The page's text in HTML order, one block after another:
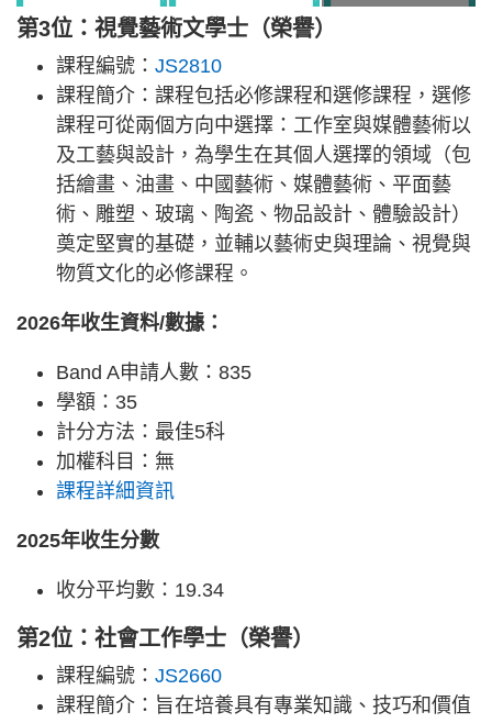
第3位：視覺藝術文學士（榮譽）
課程編號： JS2810
課程簡介：課程包括必修課程和選修課程，選修
課程可從兩個方向中選擇：工作室與媒體藝術以
及工藝與設計，為學生在其個人選擇的領域（包
括繪畫、油畫、中國藝術、媒體藝術、平面藝
術、雕塑、玻璃、陶瓷、物品設計、體驗設計）
奠定堅實的基礎，並輔以藝術史與理論、視覺與
物質文化的必修課程。
2026年收生資料/數據：
Band A申請人數：835
學額：35
計分方法：最佳5科
加權科目：無
課程詳細資訊
2025年收生分數
收分平均數：19.34
第2位：社會工作學士（榮譽）
課程編號： JS2660
課程簡介：旨在培養具有專業知識、技巧和價值